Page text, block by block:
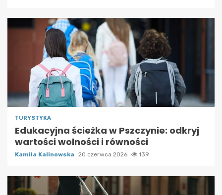
TURYSTYKA
Edukacyjna ścieżka w Pszczynie: odkryj
wartości wolności i równości
Kamila Kalinowska 20 czerwca 2026 139